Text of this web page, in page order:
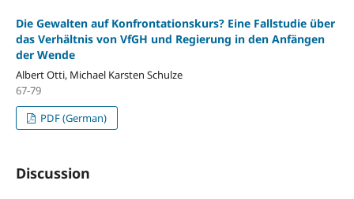
Die Gewalten auf Konfrontationskurs? Eine Fallstudie über
das Verhältnis von VfGH und Regierung in den Anfängen
der Wende
Albert Otti, Michael Karsten Schulze
67-79
PDF (German)
Discussion